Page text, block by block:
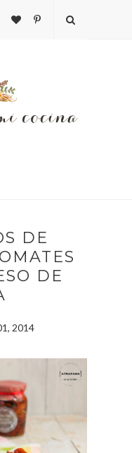
DE
DE
2014